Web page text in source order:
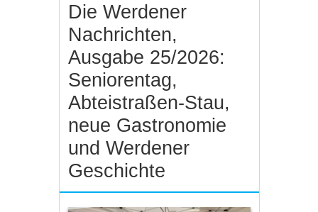
Die Werdener
Nachrichten,
Ausgabe 25/2026:
Seniorentag,
Abteistraßen-Stau,
neue Gastronomie
und Werdener
Geschichte